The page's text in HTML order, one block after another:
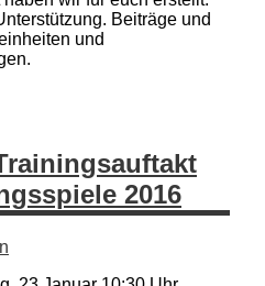
Beiträge und
und
2016